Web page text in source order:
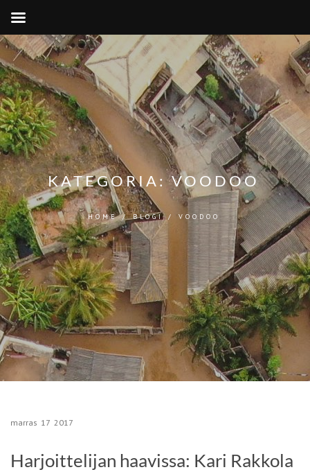
KATEGORIA:VOODOO
HOME/BLOGI/ VOODOO
marras 17 2017
Harjoittelijan haavissa: Kari Rakkola